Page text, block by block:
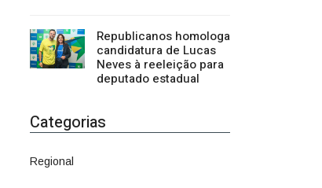
Republicanos homologa
candidatura de Lucas
Neves à reeleição para
deputado estadual
Categorias
Regional